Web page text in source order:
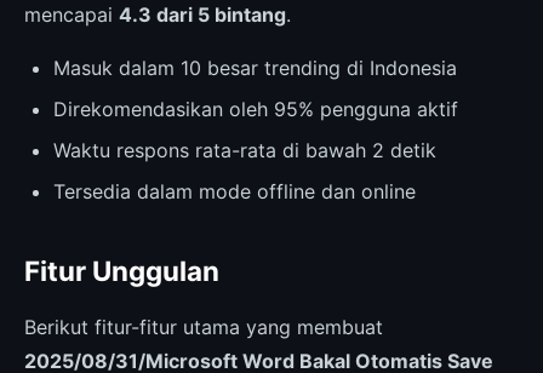
mencapai 4.3 dari 5 bintang.
Masuk dalam 10 besar trending di Indonesia
Direkomendasikan oleh 95% pengguna aktif
Waktu respons rata-rata di bawah 2 detik
Tersedia dalam mode offline dan online
Fitur Unggulan
Berikut fitur-fitur utama yang membuat
2025/08/31/Microsoft Word Bakal Otomatis Save